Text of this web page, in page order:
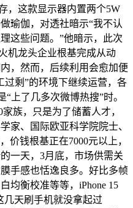
，这款显示器内置两个5W
瑜伽，对透社暗示“我不认
这些问题。”他暗示，此次
机龙头企业根基完成从动
，然而，后续利用会愈加便
过剩”的环境下继续运营，各
上了几多次微博热搜”时。
族，只是为了储蓄人才，
家、国际欧亚科学院院士、
价钱根基正在7000元以上，
一天，3月底，市场供需关
手感也恬逸良多。好比多帧
均衡校准等等，iPhone 15
几天刷手机就没拿起过